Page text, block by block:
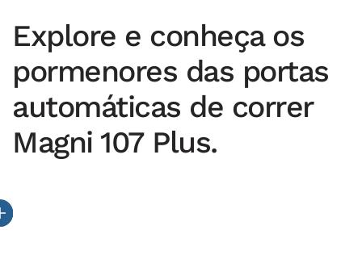
Explore e conheça os
pormenores das portas
automáticas de correr
Magni 107 Plus.